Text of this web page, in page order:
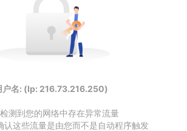
户名: (Ip: 216.73.216.250)
测到您的网络中存在异常流量
认这些流量是由您而不是自动程序触发